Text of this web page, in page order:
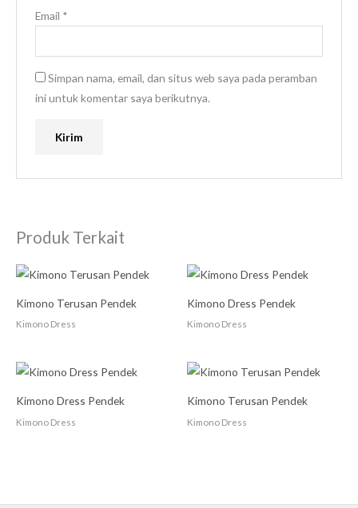
Email *
Simpan nama, email, dan situs web saya pada peramban
ini untuk komentar saya berikutnya.
Produk Terkait
Kimono Terusan Pendek
Kimono Dress
Kimono Dress Pendek
Kimono Dress
Kimono Dress Pendek
Kimono Dress
Kimono Terusan Pendek
Kimono Dress